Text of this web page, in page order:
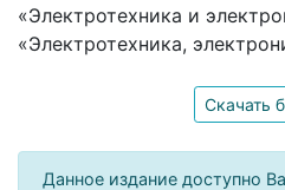
«Электротехника и
«Электротехника,
Скачать
Данное издание доступно